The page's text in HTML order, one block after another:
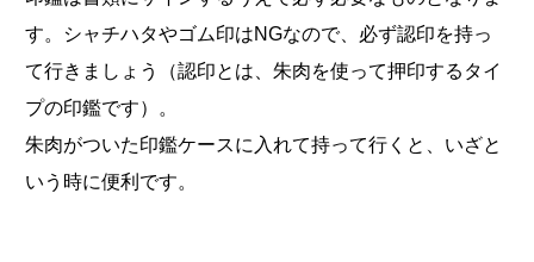
す。シャチハタやゴム印はNGなので、必ず認印を持っ
て行きましょう（認印とは、朱肉を使って押印するタイ
プの印鑑です）。
朱肉がついた印鑑ケースに入れて持って行くと、いざと
いう時に便利です。